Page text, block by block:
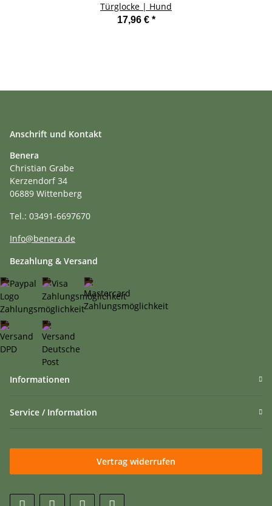
Türglocke | Hund
17,96 € *
Anschrift und Kontakt
Benera
Christian Grabe
Kerzendorf 34
06889 Wittenberg
Tel.: 03491-6697670
Info@benera.de
Bezahlung & Versand
Informationen
Service / Information
Vertrag widerrufen